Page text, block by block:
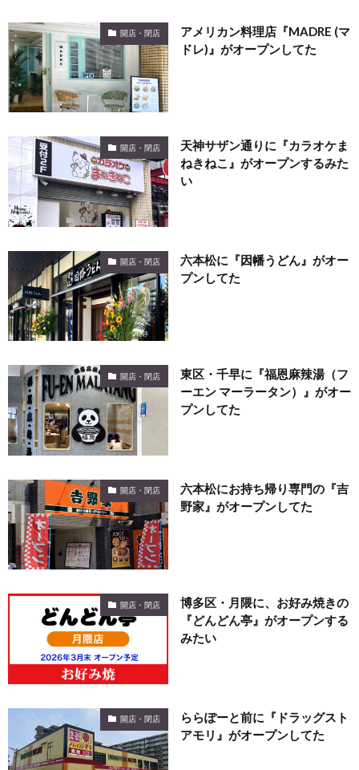
開店・閉店
アメリカン料理店『MADRE (マ
ドレ)』がオープンしてた
開店・閉店
天神サザン通りに『カラオケま
ねきねこ』がオープンするみた
い
開店・閉店
六本松に『因幡うどん』がオー
プンしてた
開店・閉店
東区・千早に『福恩麻辣湯（フ
ーエン マーラータン）』がオー
プンしてた
開店・閉店
六本松にお持ち帰り専門の『吉
野家』がオープンしてた
開店・閉店
博多区・月隈に、お好み焼きの
『どんどん亭』がオープンする
みたい
開店・閉店
ららぽーと前に『ドラッグスト
アモリ』がオープンしてた